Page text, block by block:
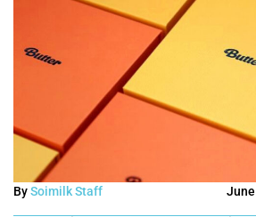
BySoimilk Staff